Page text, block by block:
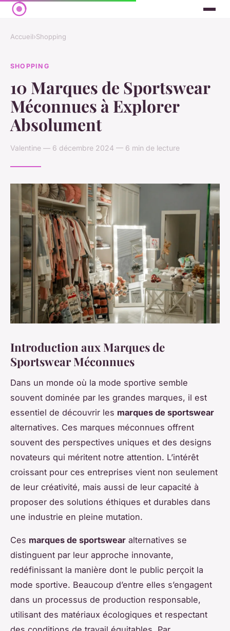
Accueil›Shopping
SHOPPING
10 Marques de Sportswear
Méconnues à Explorer
Absolument
Valentine — 6 décembre 2024 — 6 min de lecture
Introduction aux Marques de
Sportswear Méconnues
Dans un monde où la mode sportive semble
souvent dominée par les grandes marques, il est
essentiel de découvrir les marques de sportswear
alternatives. Ces marques méconnues offrent
souvent des perspectives uniques et des designs
novateurs qui méritent notre attention. L’intérêt
croissant pour ces entreprises vient non seulement
de leur créativité, mais aussi de leur capacité à
proposer des solutions éthiques et durables dans
une industrie en pleine mutation.
Ces marques de sportswear alternatives se
distinguent par leur approche innovante,
redéfinissant la manière dont le public perçoit la
mode sportive. Beaucoup d’entre elles s’engagent
dans un processus de production responsable,
utilisant des matériaux écologiques et respectant